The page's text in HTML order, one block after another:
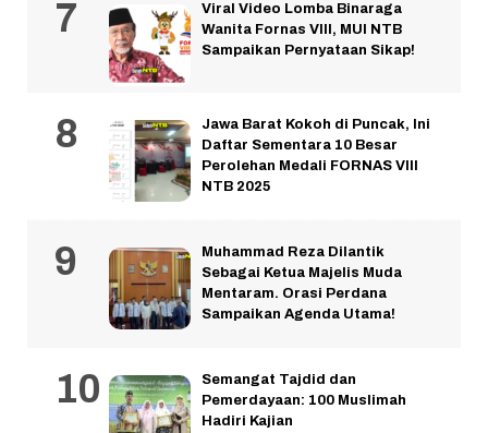
Viral Video Lomba Binaraga
Wanita Fornas VIII, MUI NTB
Sampaikan Pernyataan Sikap!
Jawa Barat Kokoh di Puncak, Ini
Daftar Sementara 10 Besar
Perolehan Medali FORNAS VIII
NTB 2025
Muhammad Reza Dilantik
Sebagai Ketua Majelis Muda
Mentaram. Orasi Perdana
Sampaikan Agenda Utama!
Semangat Tajdid dan
Pemerdayaan: 100 Muslimah
Hadiri Kajian